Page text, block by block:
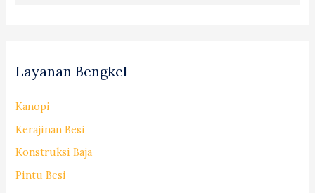
Layanan Bengkel
Kanopi
Kerajinan Besi
Konstruksi Baja
Pintu Besi